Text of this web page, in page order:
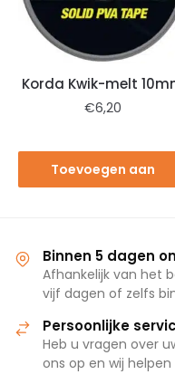
Korda Kwik-melt
€6,20
Toevoegen aan
Binnen 5 dagen
Afhankelijk van het
vijf dagen of zelfs
Persoonlijke
Heb u vragen over
ons op en wij